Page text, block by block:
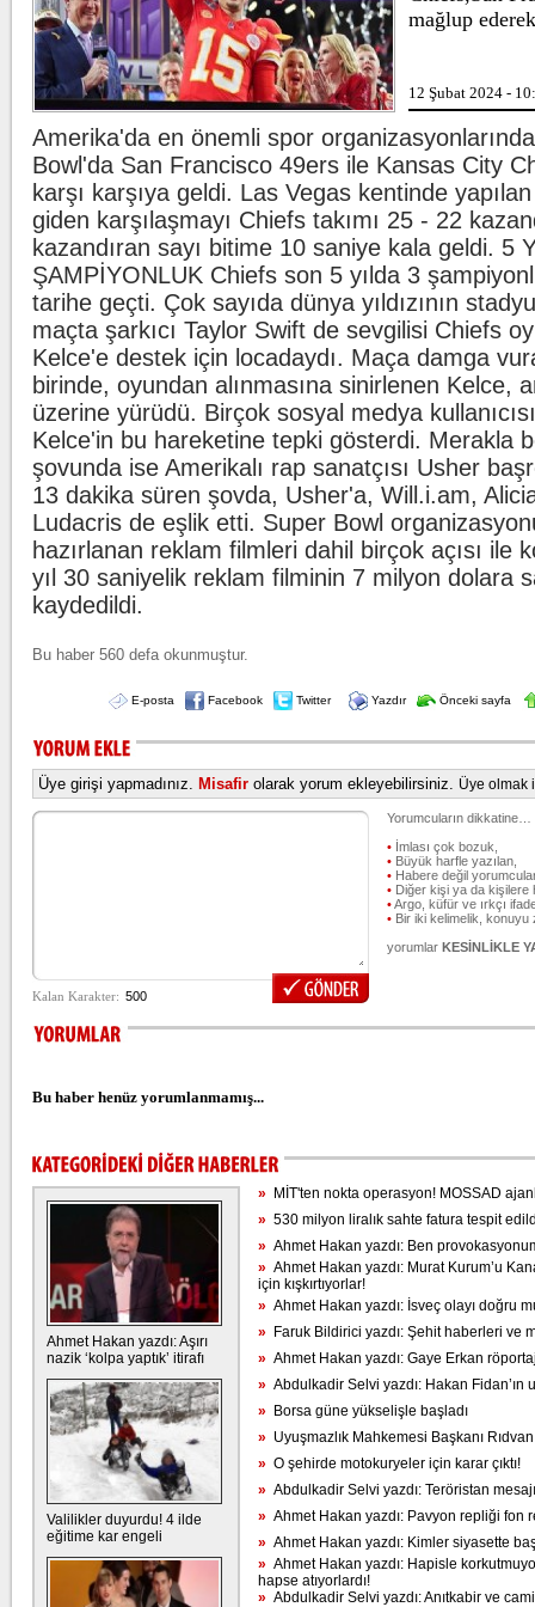
mağlup
12 Şubat 2024 -
Amerika'da en önemli spor
Bowl'da San Francisco 49ers ile Kansas City
karşı karşıya geldi. Las Vegas kentinde
giden karşılaşmayı Chiefs takımı 25 - 22
kazandıran sayı bitime 10 saniye kala geldi. 5
ŞAMPİYONLUK Chiefs son 5 yılda 3
tarihe geçti. Çok sayıda dünya yıldızının
maçta şarkıcı Taylor Swift de sevgilisi Chiefs
Kelce'e destek için locadaydı. Maça damga
birinde, oyundan alınmasına sinirlenen Kelce,
üzerine yürüdü. Birçok sosyal medya
Kelce'in bu hareketine tepki gösterdi. Merakla
şovunda ise Amerikalı rap sanatçısı Usher
13 dakika süren şovda, Usher'a, Will.i.am,
Ludacris de eşlik etti. Super Bowl
hazırlanan reklam filmleri dahil birçok açısı ile
yıl 30 saniyelik reklam filminin 7 milyon dolara
kaydedildi.
Bu haber 560 defa okunmuştur.
E-posta Facebook Twitter Yazdır Önceki sayfa
Üye girişi yapmadınız. Misafir olarak yorum ekleyebilirsiniz. Üye olmak
Yorumcuların dikkatine…
• İmlası çok bozuk,
• Büyük harfle yazılan,
• Habere değil
• Diğer kişi ya da kişilere
•Argo, küfür ve ırkçı
• Bir iki kelimelik, konuyu
yorumlar KESİNLİKLE
Bu haber henüz yorumlanmamış...
Ahmet Hakan yazdı: Aşırı
nazik ‘kolpa yaptık’ itirafı
Valilikler duyurdu! 4 ilde
eğitime kar engeli
» MİT'ten nokta operasyon! MOSSAD
» 530 milyon liralık sahte fatura tespit
» Ahmet Hakan yazdı: Ben
» Ahmet Hakan yazdı: Murat Kurum’u
için kışkırtıyorlar!
» Ahmet Hakan yazdı: İsveç olayı doğru
» Faruk Bildirici yazdı: Şehit haberleri ve
» Ahmet Hakan yazdı: Gaye Erkan
» Abdulkadir Selvi yazdı: Hakan Fidan’ın
» Borsa güne yükselişle başladı
» Uyuşmazlık Mahkemesi Başkanı
» O şehirde motokuryeler için karar çıktı!
» Abdulkadir Selvi yazdı: Teröristan
» Ahmet Hakan yazdı: Pavyon repliği fon
» Ahmet Hakan yazdı: Kimler siyasette
» Ahmet Hakan yazdı: Hapisle
hapse atıyorlardı!
» Abdulkadir Selvi yazdı: Anıtkabir ve
Lahmacun ve kebapta
Tarım
...
Beşiktaş'ta şok